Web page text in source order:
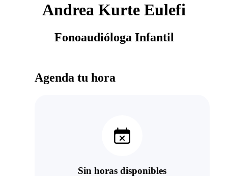
Andrea Kurte Eulefi
Fonoaudióloga Infantil
Agenda tu hora
Sin horas disponibles